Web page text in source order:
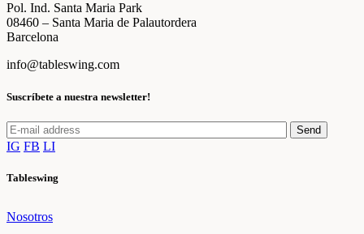
Pol. Ind. Santa Maria Park
08460 – Santa Maria de Palautordera
Barcelona
info@tableswing.com
Suscríbete a nuestra newsletter!
Send
IG FB LI
Tableswing
Nosotros